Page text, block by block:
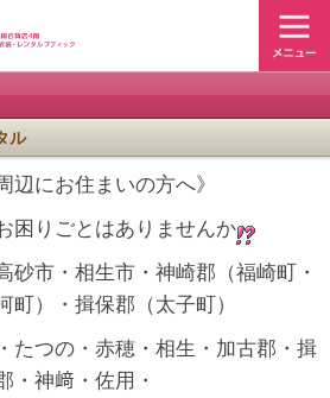
ル
辺にお住まいの方へ》
困りごとはありませんか
砂市・相生市・神崎郡（福崎町・
町）・揖保郡（太子町）
たつの・赤穂・相生・加古郡・揖
・神﨑・佐用・